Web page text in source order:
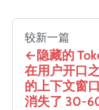
较新一篇
隐藏的
在用户开口
的上下文窗
消失了 30-